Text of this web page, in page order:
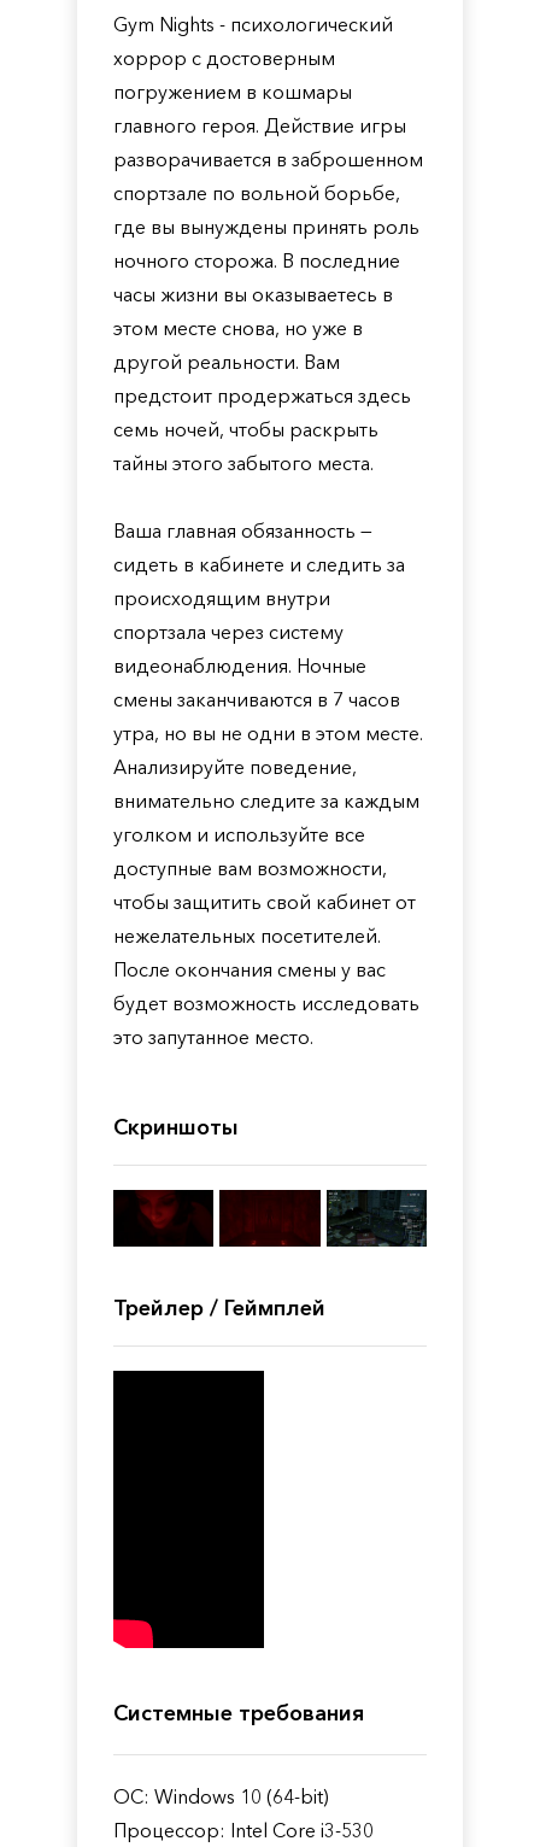
Gym Nights - психологический
хоррор с достоверным
погружением в кошмары
главного героя. Действие игры
разворачивается в заброшенном
спортзале по вольной борьбе,
где вы вынуждены принять роль
ночного сторожа. В последние
часы жизни вы оказываетесь в
этом месте снова, но уже в
другой реальности. Вам
предстоит продержаться здесь
семь ночей, чтобы раскрыть
тайны этого забытого места.
Ваша главная обязанность —
сидеть в кабинете и следить за
происходящим внутри
спортзала через систему
видеонаблюдения. Ночные
смены заканчиваются в 7 часов
утра, но вы не одни в этом месте.
Анализируйте поведение,
внимательно следите за каждым
уголком и используйте все
доступные вам возможности,
чтобы защитить свой кабинет от
нежелательных посетителей.
После окончания смены у вас
будет возможность исследовать
это запутанное место.
Скриншоты
Трейлер / Геймплей
Системные требования
ОС: Windows 10 (64-bit)
Процессор: Intel Core i3-530